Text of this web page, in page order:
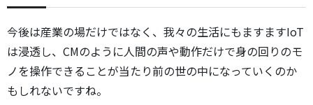
今後は産業の場だけではなく、我々の生活にもますますIoT
は浸透し、CMのように人間の声や動作だけで身の回りのモ
ノを操作できることが当たり前の世の中になっていくのか
もしれないですね。